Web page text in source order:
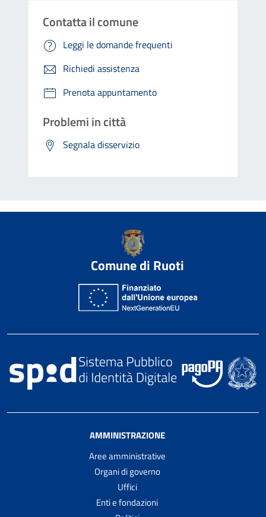
Contatta il comune
Leggi le domande frequenti
Richiedi assistenza
Prenota appuntamento
Problemi in città
Segnala disservizio
Comune di Ruoti
AMMINISTRAZIONE
Aree amministrative
Organi di governo
Uffici
Enti e fondazioni